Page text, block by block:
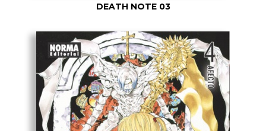
DEATH NOTE 03